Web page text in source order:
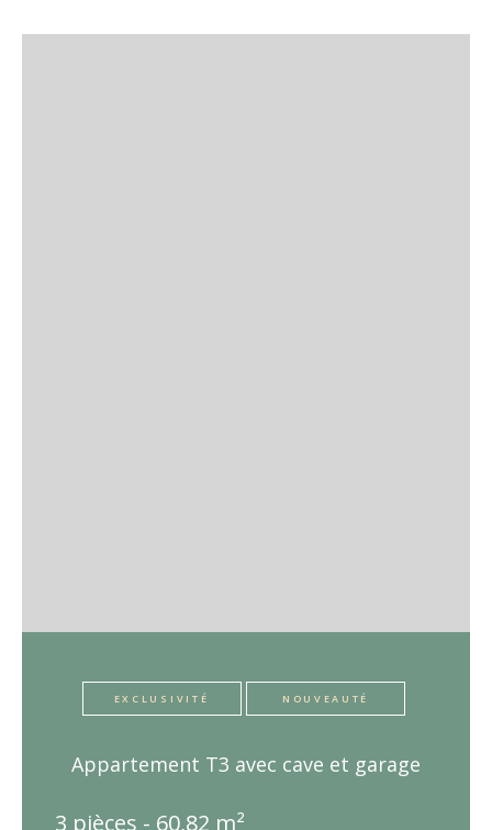
EXCLUSIVITÉ NOUVEAUTÉ
Appartement T3 avec cave et garage
3 pièces - 60,82 m²